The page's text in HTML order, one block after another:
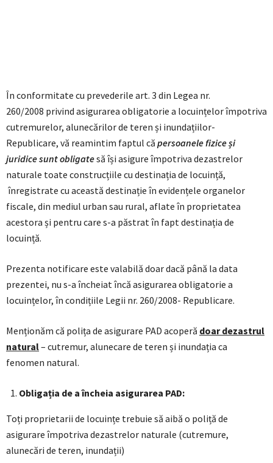
În conformitate cu prevederile art. 3 din Legea nr.
260/2008 privind asigurarea obligatorie a locuințelor împotriva
cutremurelor, alunecărilor de teren și inundațiilor-
Republicare, vă reamintim faptul că persoanele fizice și
juridice sunt obligatesă își asigure împotriva dezastrelor
naturale toate construcțiile cu destinația de locuință,
înregistrate cu această destinație în evidențele organelor
fiscale, din mediul urban sau rural, aflate în proprietatea
acestora și pentru care s-a păstrat în fapt destinația de
locuință.
Prezenta notificare este valabilă doar dacă până la data
prezentei, nu s-a încheiat încă asigurarea obligatorie a
locuințelor, în condițiile Legii nr. 260/2008- Republicare.
Menționăm că polița de asigurare PAD acoperă doar dezastrul
natural– cutremur, alunecare de teren și inundația ca
fenomen natural.
Obligația de a încheia asigurarea PAD:
Toți proprietarii de locuințe trebuie să aibă o poliță de
asigurare împotriva dezastrelor naturale (cutremure,
alunecări de teren, inundații)